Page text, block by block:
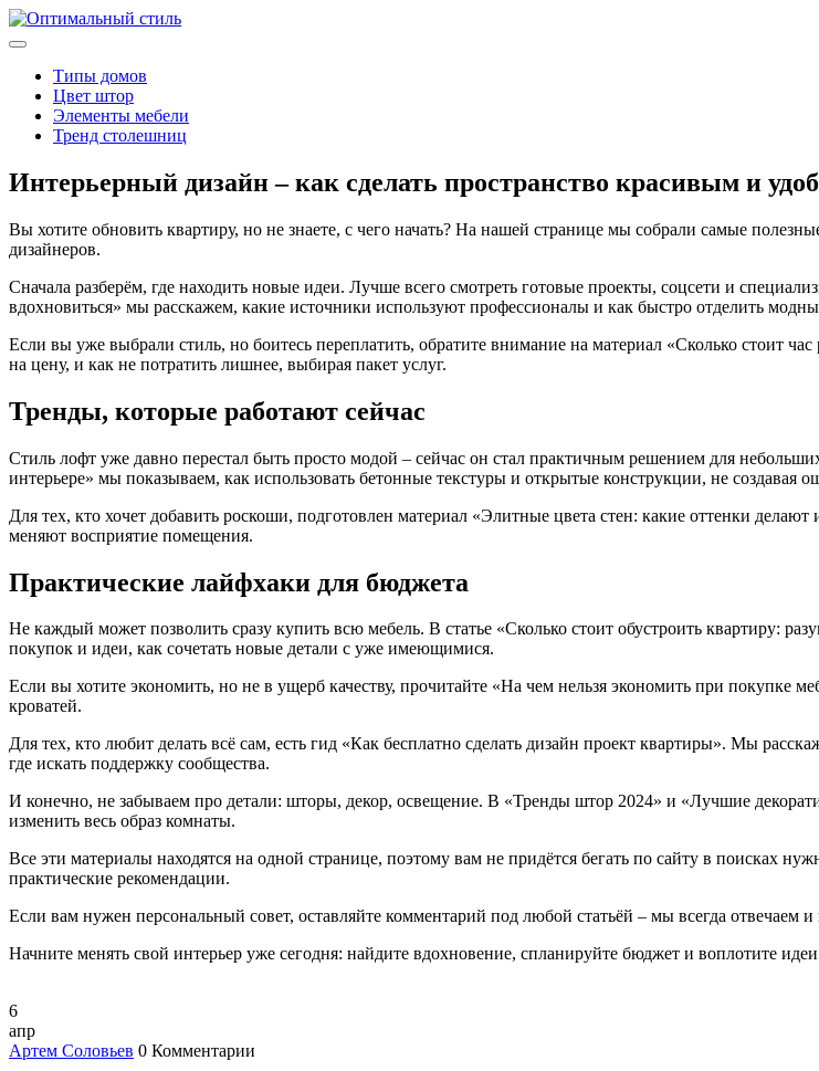
Типы домов
Цвет штор
Элементы мебели
Тренд столешниц
Интерьерный дизайн – как сделать пространство красивым и
Вы хотите обновить квартиру, но не знаете, с чего начать? На нашей странице мы собрали самые
дизайнеров.
Сначала разберём, где находить новые идеи. Лучше всего смотреть готовые проекты, соцсети и
вдохновиться» мы расскажем, какие источники используют профессионалы и как быстро отделить
Если вы уже выбрали стиль, но боитесь переплатить, обратите внимание на материал «Сколько стоит
на цену, и как не потратить лишнее, выбирая пакет услуг.
Тренды, которые работают сейчас
Стиль лофт уже давно перестал быть просто модой – сейчас он стал практичным решением для
интерьере» мы показываем, как использовать бетонные текстуры и открытые конструкции, не создавая
Для тех, кто хочет добавить роскоши, подготовлен материал «Элитные цвета стен: какие оттенки
меняют восприятие помещения.
Практические лайфхаки для бюджета
Не каждый может позволить сразу купить всю мебель. В статье «Сколько стоит обустроить квартиру:
покупок и идеи, как сочетать новые детали с уже имеющимися.
Если вы хотите экономить, но не в ущерб качеству, прочитайте «На чем нельзя экономить при покупке
кроватей.
Для тех, кто любит делать всё сам, есть гид «Как бесплатно сделать дизайн проект квартиры». Мы
где искать поддержку сообщества.
И конечно, не забываем про детали: шторы, декор, освещение. В «Тренды штор 2024» и «Лучшие
изменить весь образ комнаты.
Все эти материалы находятся на одной странице, поэтому вам не придётся бегать по сайту в поисках
практические рекомендации.
Если вам нужен персональный совет, оставляйте комментарий под любой статьёй – мы всегда отвечаем
Начните менять свой интерьер уже сегодня: найдите вдохновение, спланируйте бюджет и воплотите идеи
6
апр
Артем Соловьев 0 Комментарии